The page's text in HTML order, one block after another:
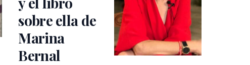
sobre ella de
Marina
Bernal